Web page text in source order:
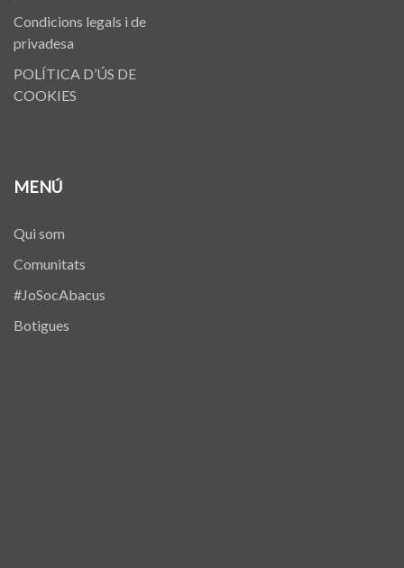
Condicions legals i de
privadesa
POLÍTICA D’ÚS DE
COOKIES
MENÚ
Qui som
Comunitats
#JoSocAbacus
Botigues